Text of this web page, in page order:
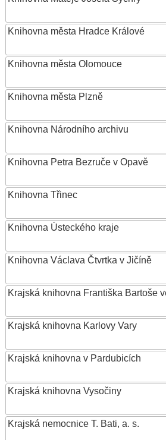
Knihovna města Hradce Králové
Knihovna města Olomouce
Knihovna města Plzně
Knihovna Národního archivu
Knihovna Petra Bezruče v Opavě
Knihovna Třinec
Knihovna Ústeckého kraje
Knihovna Václava Čtvrtka v Jičíně
Krajská knihovna Františka Bartoše
Krajská knihovna Karlovy Vary
Krajská knihovna v Pardubicích
Krajská knihovna Vysočiny
Krajská nemocnice T. Bati, a. s.